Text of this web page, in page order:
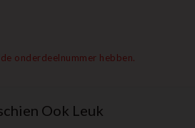
onderdeelnummer hebben.
Ook Leuk